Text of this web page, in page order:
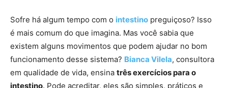
Sofre há algum tempo com o intestino preguiçoso? Isso
é mais comum do que imagina. Mas você sabia que
existem alguns movimentos que podem ajudar no bom
funcionamento desse sistema? Bianca Vilela, consultora
em qualidade de vida, ensina três exercícios para o
intestino. Pode acreditar, eles são simples, práticos e